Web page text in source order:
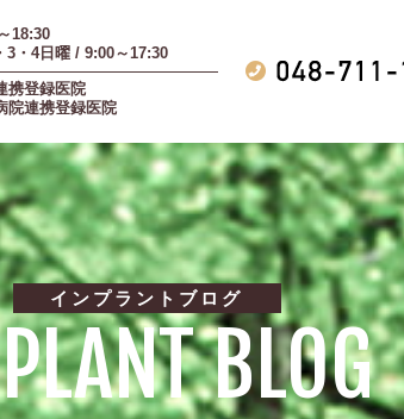
18:30
日曜 / 9:00～17:30
携登録医院
院連携登録医院
インプラントブログ
BLOG